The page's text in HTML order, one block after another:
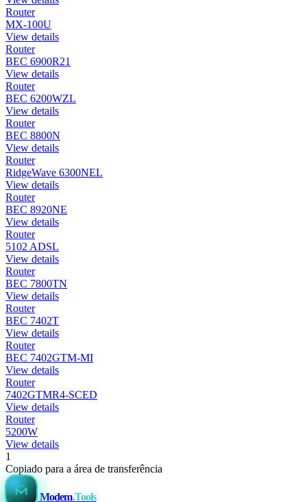
Router
MX-100U
View details
Router
BEC 6900R21
View details
Router
BEC 6200WZL
View details
Router
BEC 8800N
View details
Router
RidgeWave 6300NEL
View details
Router
BEC 8920NE
View details
Router
5102 ADSL
View details
Router
BEC 7800TN
View details
Router
BEC 7402T
View details
Router
BEC 7402GTM-MI
View details
Router
7402GTMR4-SCED
View details
Router
5200W
View details
1
Copiado para a área de transferência
Modem.Tools